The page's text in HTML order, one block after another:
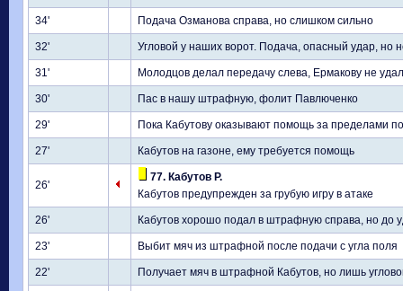
34' Подача Озманова справа, но слишком сильно
32' Угловой у наших ворот. Подача, опасный удар, но
31' Молодцов делал передачу слева, Ермакову не
30' Пас в нашу штрафную, фолит Павлюченко
29' Пока Кабутову оказывают помощь за пределами
27' Кабутов на газоне, ему требуется помощь
26'
77. Кабутов Р.
Кабутов предупрежден за грубую игру в атаке
26' Кабутов хорошо подал в штрафную справа, но до
23' Выбит мяч из штрафной после подачи с угла поля
22' Получает мяч в штрафной Кабутов, но лишь